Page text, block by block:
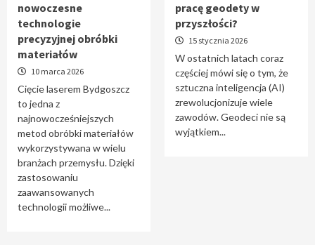
nowoczesne
technologie
precyzyjnej obróbki
materiałów
10 marca 2026
Cięcie laserem Bydgoszcz
to jedna z
najnowocześniejszych
metod obróbki materiałów
wykorzystywana w wielu
branżach przemysłu. Dzięki
zastosowaniu
zaawansowanych
technologii możliwe...
pracę geodety w
przyszłości?
15 stycznia 2026
W ostatnich latach coraz
częściej mówi się o tym, że
sztuczna inteligencja (AI)
zrewolucjonizuje wiele
zawodów. Geodeci nie są
wyjątkiem...